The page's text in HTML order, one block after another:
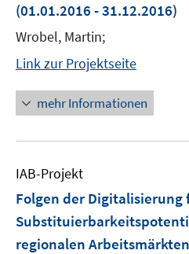
(01.01.2016 - 31.12.2016)
Wrobel, Martin;
Link zur Projektseite
mehr Informationen
IAB-Projekt
Folgen der
regionalen Arbeitsmärkten